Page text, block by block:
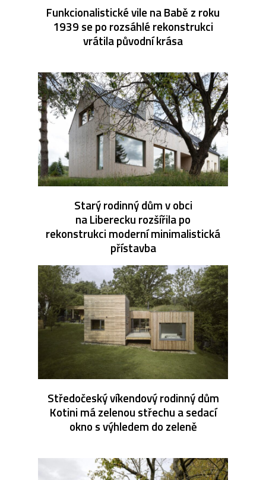
Funkcionalistické vile na Babě z roku
1939 se po rozsáhlé rekonstrukci
vrátila původní krása
Starý rodinný dům v obci
na Liberecku rozšířila po
rekonstrukci moderní minimalistická
přístavba
Středočeský víkendový rodinný dům
Kotini má zelenou střechu a sedací
okno s výhledem do zeleně